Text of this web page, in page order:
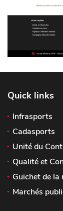
Quick links
Infrasports
Cadasports
Unité du
Qualité et
Guichet de
Marchés